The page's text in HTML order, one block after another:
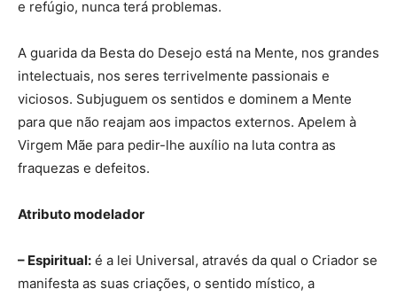
e refúgio, nunca terá problemas.
A guarida da Besta do Desejo está na Mente, nos grandes
intelectuais, nos seres terrivelmente passionais e
viciosos. Subjuguem os sentidos e dominem a Mente
para que não reajam aos impactos externos. Apelem à
Virgem Mãe para pedir-lhe auxílio na luta contra as
fraquezas e defeitos.
Atributo modelador
– Espiritual: é a lei Universal, através da qual o Criador se
manifesta as suas criações, o sentido místico, a